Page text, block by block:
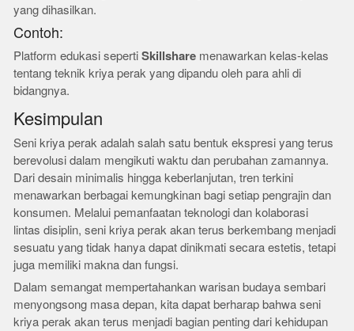
yang dihasilkan.
Contoh:
Platform edukasi sepertiSkillshare menawarkan kelas-kelas
tentang teknik kriya perak yang dipandu oleh para ahli di
bidangnya.
Kesimpulan
Seni kriya perak adalah salah satu bentuk ekspresi yang terus
berevolusi dalam mengikuti waktu dan perubahan zamannya.
Dari desain minimalis hingga keberlanjutan, tren terkini
menawarkan berbagai kemungkinan bagi setiap pengrajin dan
konsumen. Melalui pemanfaatan teknologi dan kolaborasi
lintas disiplin, seni kriya perak akan terus berkembang menjadi
sesuatu yang tidak hanya dapat dinikmati secara estetis, tetapi
juga memiliki makna dan fungsi.
Dalam semangat mempertahankan warisan budaya sembari
menyongsong masa depan, kita dapat berharap bahwa seni
kriya perak akan terus menjadi bagian penting dari kehidupan